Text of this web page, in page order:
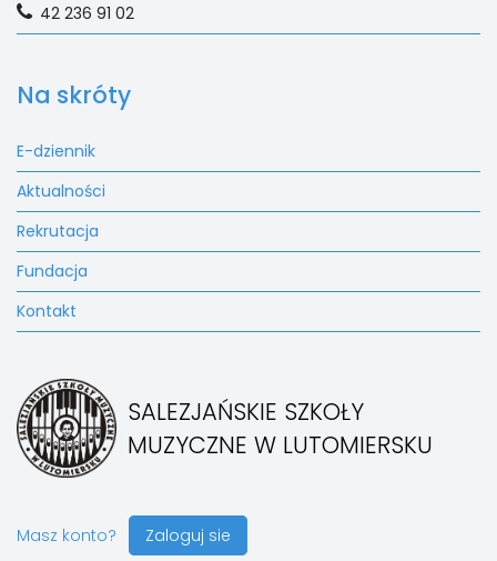
SALEZJAŃSKIE SZKOŁY
MUZYCZNE W LUTOMIERSKU
Masz konto? Zaloguj sie
Na skróty
E-dziennik
Aktualności
Rekrutacja
Fundacja
Kontakt
42 236 91 02